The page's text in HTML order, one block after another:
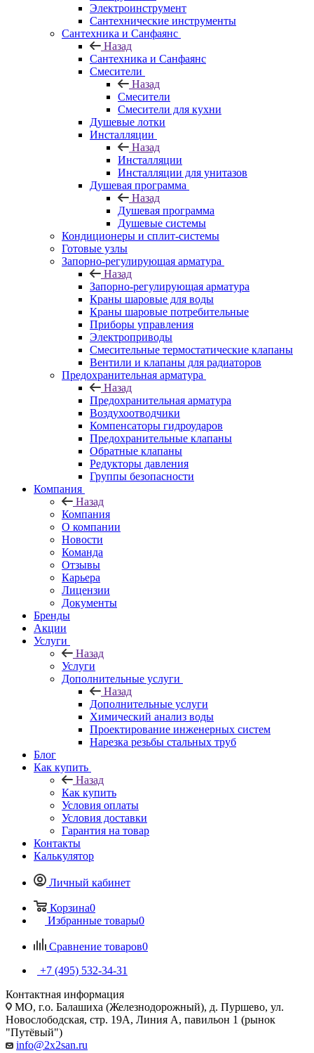
Электроинструмент
Сантехнические инструменты
Сантехника и Санфаянс
Назад
Сантехника и Санфаянс
Смесители
Назад
Смесители
Смесители для кухни
Душевые лотки
Инсталляции
Назад
Инсталляции
Инсталляции для унитазов
Душевая программа
Назад
Душевая программа
Душевые системы
Кондиционеры и сплит-системы
Готовые узлы
Запорно-регулирующая арматура
Назад
Запорно-регулирующая арматура
Краны шаровые для воды
Краны шаровые потребительные
Приборы управления
Электроприводы
Смесительные термостатические клапаны
Вентили и клапаны для радиаторов
Предохранительная арматура
Назад
Предохранительная арматура
Воздухоотводчики
Компенсаторы гидроударов
Предохранительные клапаны
Обратные клапаны
Редукторы давления
Группы безопасности
Компания
Назад
Компания
О компании
Новости
Команда
Отзывы
Карьера
Лицензии
Документы
Бренды
Акции
Услуги
Назад
Услуги
Дополнительные услуги
Назад
Дополнительные услуги
Химический анализ воды
Проектирование инженерных систем
Нарезка резьбы стальных труб
Блог
Как купить
Назад
Как купить
Условия оплаты
Условия доставки
Гарантия на товар
Контакты
Калькулятор
Личный кабинет
Корзина0
Избранные товары0
Сравнение товаров0
+7 (495) 532‑34‑31
Контактная информация
МО, г.о. Балашиха (Железнодорожный), д. Пуршево, ул.
Новослободская, стр. 19А, Линия А, павильон 1 (рынок
"Путёвый")
info@2x2san.ru